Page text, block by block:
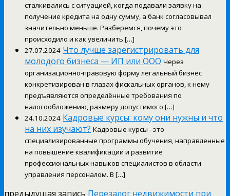
сталкивались с ситуацией, когда подавали заявку на
получение кредита на одну сумму, а банк согласовывал
значительно меньше. Разберемся, почему это
происходило и как увеличить […]
27.07.2024 Что лучше зарегистрировать для
молодого бизнеса — ИП или ООО Через
организационно-правовую форму легальный бизнес
конкретизирован в глазах фискальных органов, к нему
предъявляются определённые требования по
налогообложению, размеру допустимого […]
24.10.2024 Кадровые курсы: кому они нужны и что
на них изучают? Кадровые курсы - это
специализированные программы обучения, направленные
на повышение квалификации и развитие
профессиональных навыков специалистов в области
управления персоналом. В […]
предыдущая запись Перезалог недвижимости при